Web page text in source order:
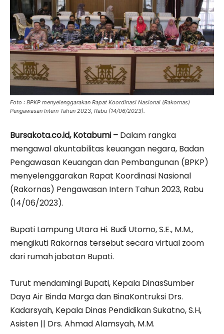
Foto : BPKP menyelenggarakan Rapat Koordinasi Nasional (Rakornas)
Pengawasan Intern Tahun 2023, Rabu (14/06/2023).
Bursakota.co.id, Kotabumi – Dalam rangka
mengawal akuntabilitas keuangan negara, Badan
Pengawasan Keuangan dan Pembangunan (BPKP)
menyelenggarakan Rapat Koordinasi Nasional
(Rakornas) Pengawasan Intern Tahun 2023, Rabu
(14/06/2023).
Bupati Lampung Utara Hi. Budi Utomo, S.E., M.M.,
mengikuti Rakornas tersebut secara virtual zoom
dari rumah jabatan Bupati.
Turut mendamingi Bupati, Kepala DinasSumber
Daya Air Binda Marga dan BinaKontruksi Drs.
Kadarsyah, Kepala Dinas Pendidikan Sukatno, S.H,
Asisten || Drs. Ahmad Alamsyah, M.M.